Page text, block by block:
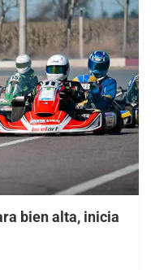
bien alta, inicia